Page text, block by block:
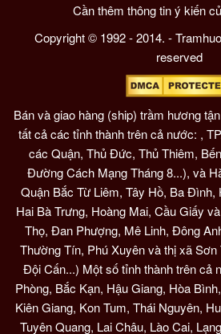
Cần thêm thông tin ý kiến
Copyright © 1992 - 2014. -
reserved
Bán và giao hàng (ship) trầm hương
tất cả các tỉnh thành trên cả nước: ,
các Quận, Thủ Đức, Thủ Thiêm,
Đường Cách Mạng Tháng 8...), và
Quận Bắc Từ Liêm, Tây Hồ, Ba Đình,
Hai Bà Trưng, Hoàng Mai, Cầu Giấy
Thọ, Đan Phượng, Mê Linh, Đông
Thường Tín, Phú Xuyên và thị xã
Đội Cấn...) Một số tỉnh thành trên cả
Phòng, Bắc Kạn, Hậu Giang, Hòa
Kiên Giang, Kon Tum, Thái Nguyên,
Tuyên Quang, Lai Châu, Lào Cai,